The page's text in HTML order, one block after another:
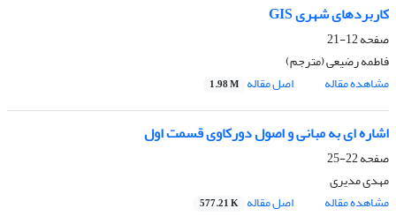
کاربردهای شهری GIS
صفحه12-21
فاطمه رضیعی (مترجم)
مشاهده مقاله
اصل مقاله 1.98 M
اشاره ای به مبانی و اصول دورکاوی قسمت اول
صفحه22-25
مهدی مدیری
مشاهده مقاله
اصل مقاله 577.21 K